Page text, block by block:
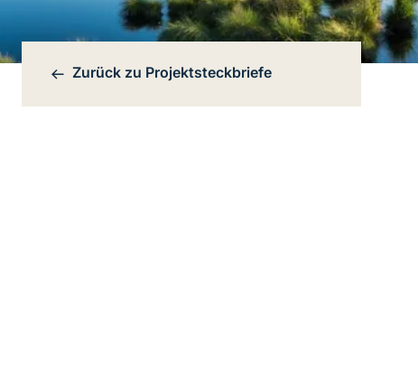
Bereichsnavigation
Zurück zu Projektsteckbriefe